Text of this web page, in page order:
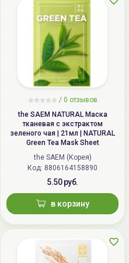
и содержит
консервантов).
помощью ладоней,
маски и больше
средство
этом обращайте
ваша кожа. Тем
не рекомендует
маской.
pH-баланс
отшелушивает,
и шелушений.
2 колпачка средства.
/ 0 отзывов
the SAEM NATURAL Маска
тканевая с экстрактом
зеленого чая | 21мл | NATURAL
Green Tea Mask Sheet
the SAEM (Корея)
Код: 8806164158890
5.50 руб.
в корзину